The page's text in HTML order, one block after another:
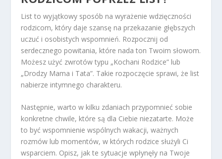
List to wyjątkowy sposób na wyrażenie wdzięczności
rodzicom, który daje szansę na przekazanie głębszych
uczuć i osobistych wspomnień. Rozpocznij od
serdecznego powitania, które nada ton Twoim słowom.
Możesz użyć zwrotów typu „Kochani Rodzice” lub
„Drodzy Mama i Tata”. Takie rozpoczęcie sprawi, że list
nabierze intymnego charakteru.
Następnie, warto w kilku zdaniach przypomnieć sobie
konkretne chwile, które są dla Ciebie niezatarte. Może
to być wspomnienie wspólnych wakacji, ważnych
rozmów lub momentów, w których rodzice służyli Ci
wsparciem. Opisz, jak te sytuacje wpłynęły na Twoje